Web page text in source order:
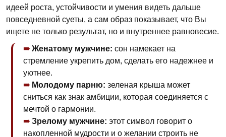
идеей роста, устойчивости и умения видеть дальше
повседневной суеты, а сам образ показывает, что Вы
ищете не только результат, но и внутреннее равновесие.
Женатому мужчине: сон намекает на
стремление укрепить дом, сделать его надежнее и
уютнее.
Молодому парню: зеленая крыша может
сниться как знак амбиции, которая соединяется с
мечтой о гармонии.
Зрелому мужчине: этот символ говорит о
накопленной мудрости и о желании строить не